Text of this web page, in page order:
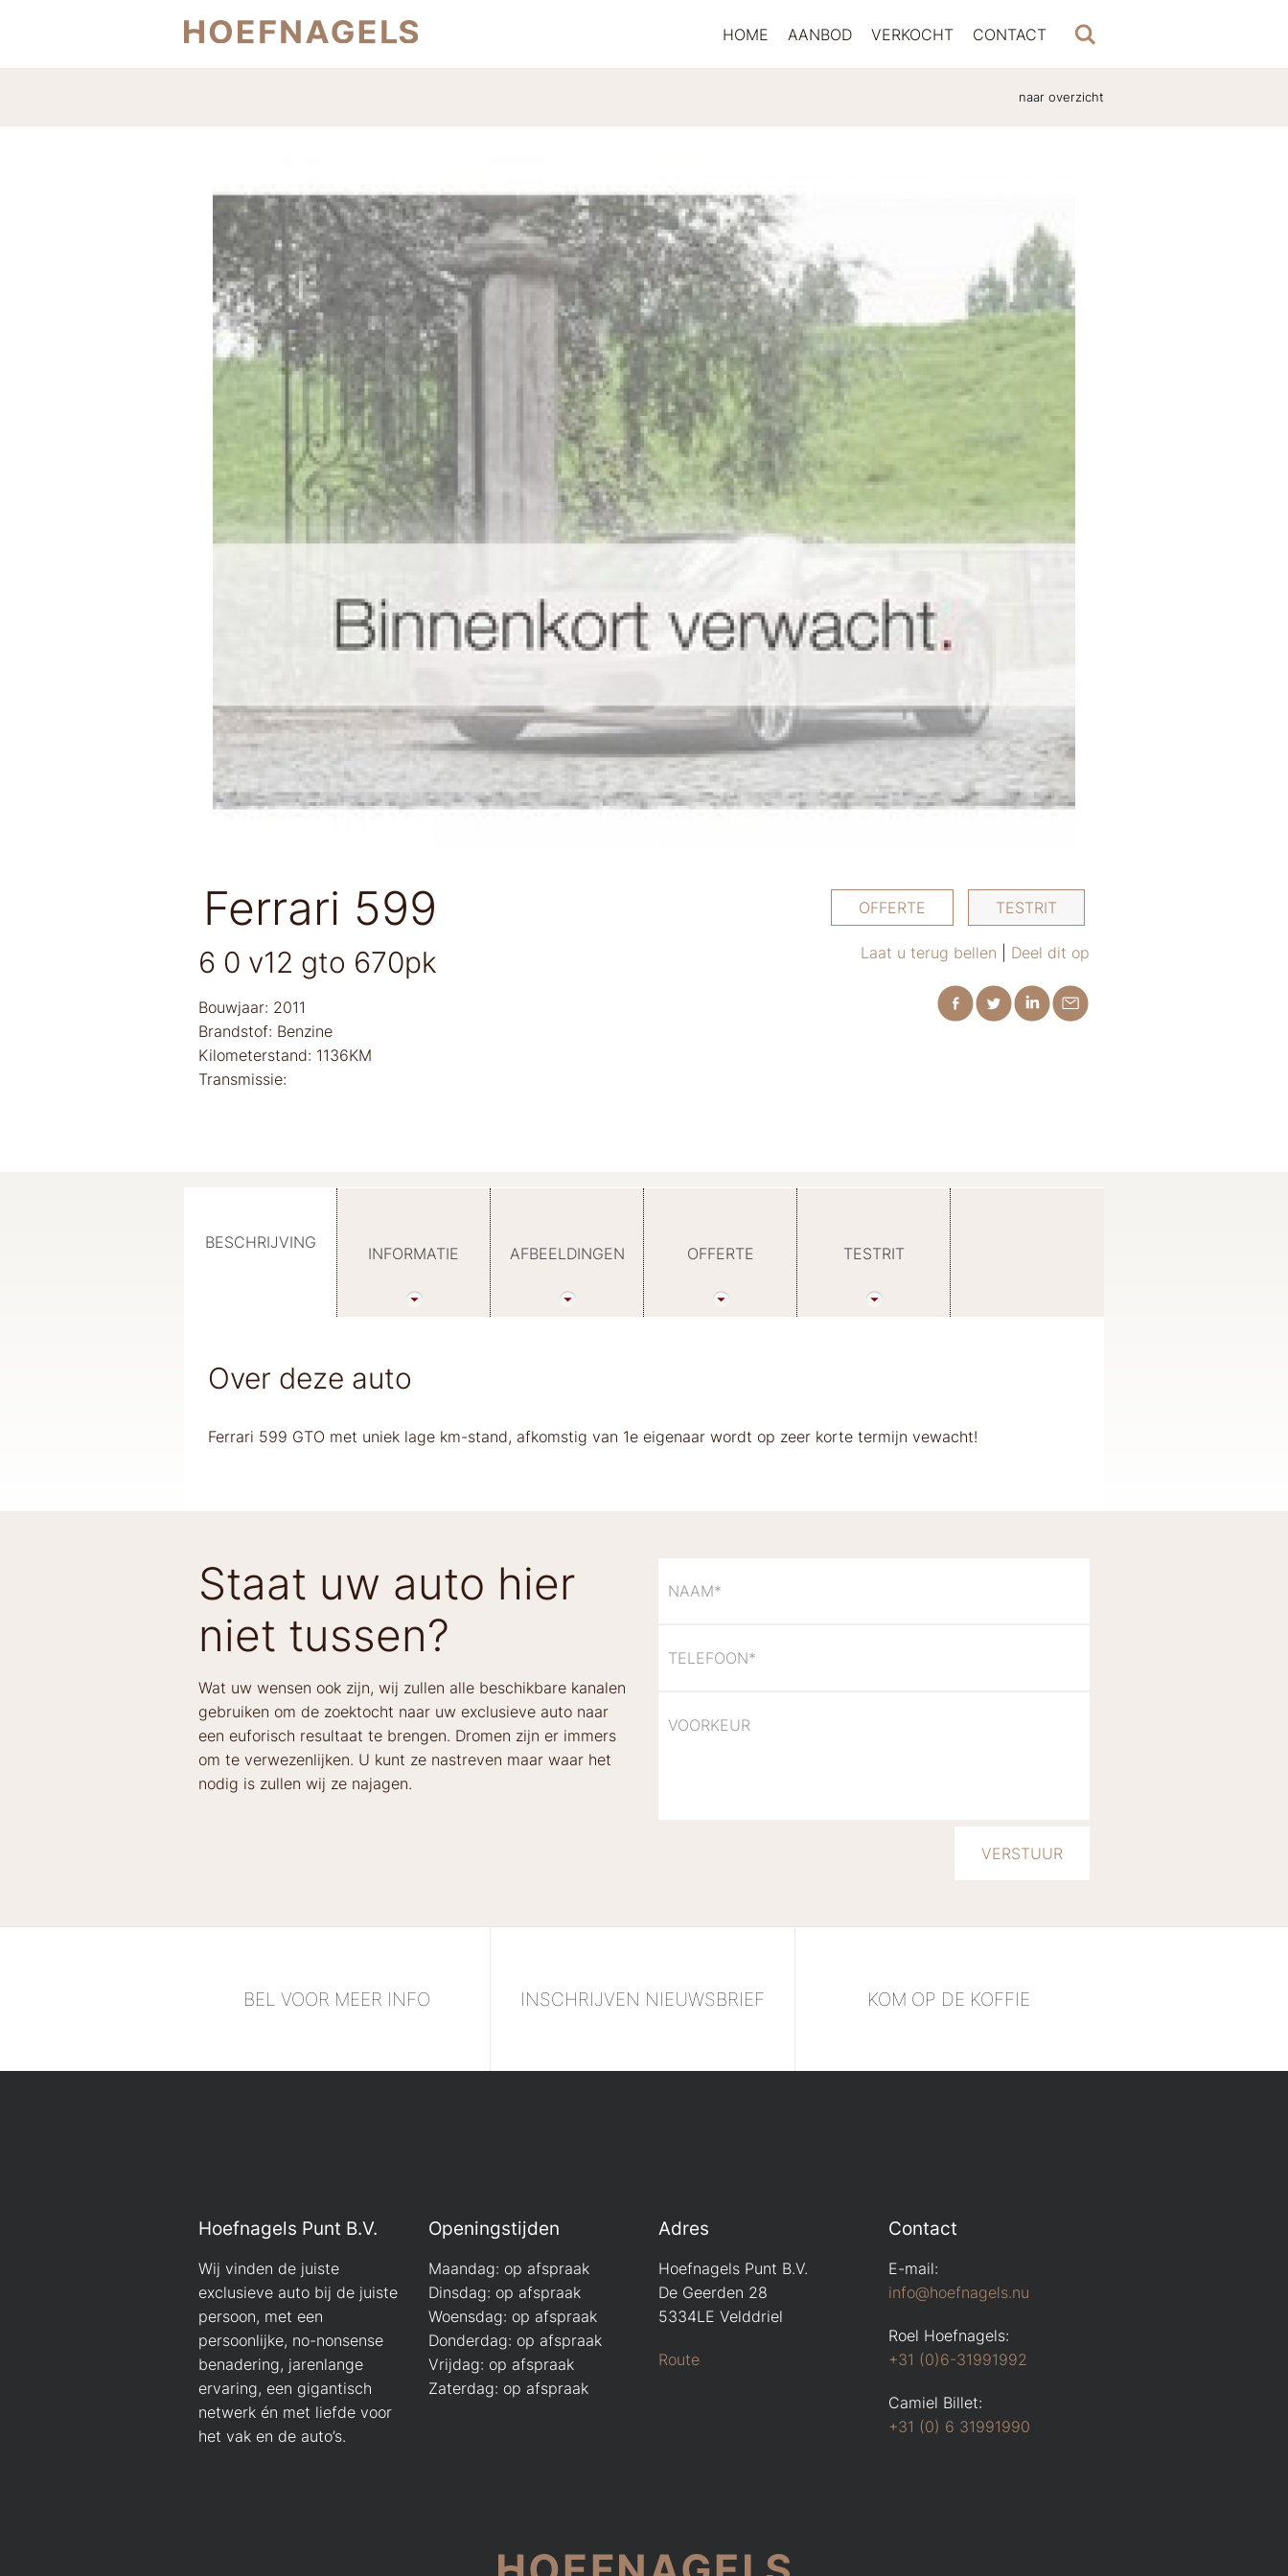
HOME AANBOD VERKOCHT CONTACT
naar overzicht
Ferrari 599
6 0 v12 gto 670pk
Bouwjaar: 2011
Brandstof: Benzine
Kilometerstand: 1136KM
Transmissie:
OFFERTE TESTRIT
Laat u terug bellen Deel dit op
BESCHRIJVING
INFORMATIE AFBEELDINGEN OFFERTE TESTRIT
Over deze auto
Ferrari 599 GTO met uniek lage km-stand, afkomstig van 1e eigenaar wordt op zeer korte termijn vewacht!
Staat uw auto hier
niet tussen?
Wat uw wensen ook zijn, wij zullen alle beschikbare kanalen
gebruiken om de zoektocht naar uw exclusieve auto naar
een euforisch resultaat te brengen. Dromen zijn er immers
om te verwezenlijken. U kunt ze nastreven maar waar het
nodig is zullen wij ze najagen.
BEL VOOR MEER INFO INSCHRIJVEN NIEUWSBRIEF KOM OP DE KOFFIE
Hoefnagels Punt B.V.
Wij vinden de juiste
exclusieve auto bij de juiste
persoon, met een
persoonlijke, no-nonsense
benadering, jarenlange
ervaring, een gigantisch
netwerk én met liefde voor
het vak en de auto’s.
Openingstijden
Maandag: op afspraak
Dinsdag: op afspraak
Woensdag: op afspraak
Donderdag: op afspraak
Vrijdag: op afspraak
Zaterdag: op afspraak
Adres
Hoefnagels Punt B.V.
De Geerden 28
5334LE Velddriel
Route
Contact
E-mail:
info@hoefnagels.nu
Roel Hoefnagels:
+31 (0)6-31991992
Camiel Billet:
+31 (0) 6 31991990